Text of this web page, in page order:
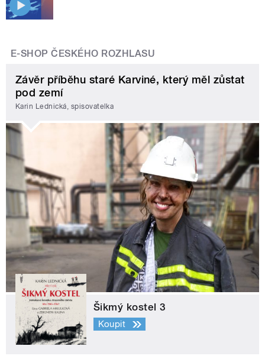
E-SHOP ČESKÉHO ROZHLASU
Závěr příběhu staré Karviné, který měl zůstat
pod zemí
Karin Lednická, spisovatelka
Šikmý kostel 3
Koupit